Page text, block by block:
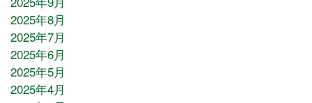
2025年8月
2025年7月
2025年6月
2025年5月
2025年4月